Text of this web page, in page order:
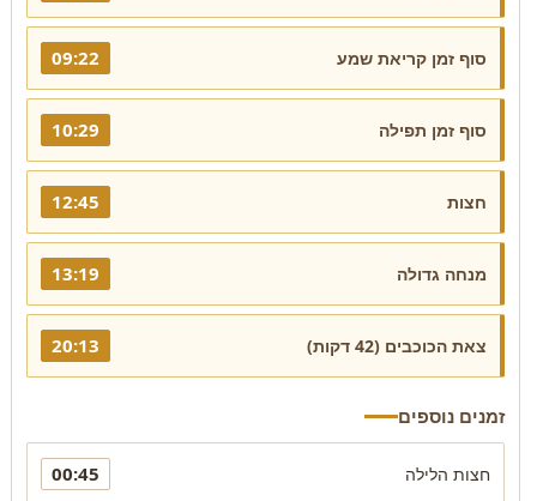
סוף זמן קריאת שמע 09:22
סוף זמן תפילה 10:29
חצות 12:45
מנחה גדולה 13:19
צאת הכוכבים (42 דקות) 20:13
זמנים נוספים
חצות הלילה 00:45